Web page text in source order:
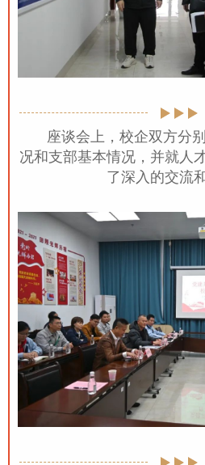
座谈会上，校企双方分
况和支部基本情况，并就人
了深入的交流